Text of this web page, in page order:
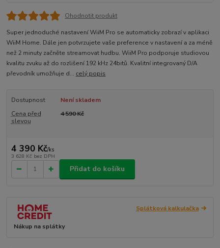
Ohodnotit produkt
Super jednoduché nastavení WiiM Pro se automaticky zobrazí v aplikaci
WiiM Home. Dále jen potvrzujete vaše preference v nastavení a za méně
než 2 minuty začněte streamovat hudbu. WiiM Pro podporuje studiovou
kvalitu zvuku až do rozlišení 192 kHz 24bitů. Kvalitní integrovaný D/A
převodník umožňuje d... celý popis
Dostupnost
Není skladem
Cena před
slevou
4 590 Kč
4 390 Kč/ks
3 628 Kč bez DPH
Přidat do košíku
Splátková kalkulačka
Nákup na splátky